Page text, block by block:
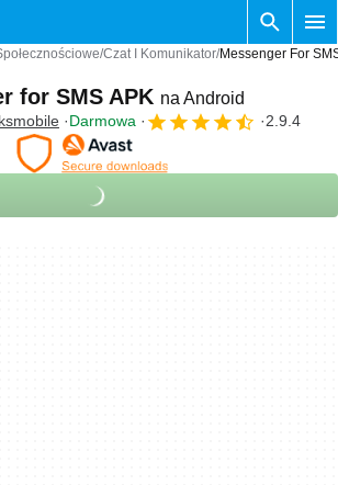
Czat I Komunikator Messenger For
for SMS APK na Android
Darmowa 2.9.4